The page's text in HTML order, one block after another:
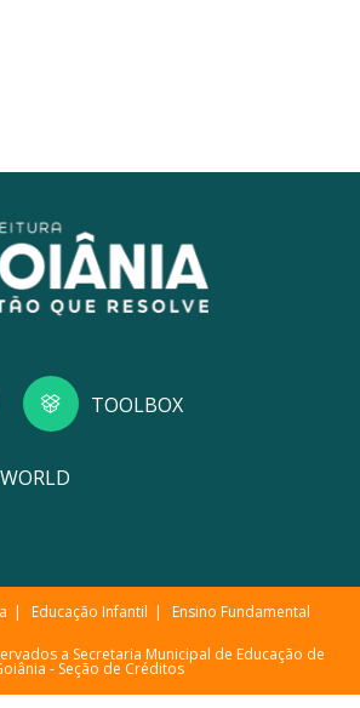
TOOLBOX
Educação Infantil Ensino Fundamental
a Secretaria Municipal de Educação de
- Seção de Créditos